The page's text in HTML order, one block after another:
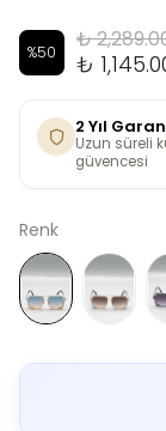
%50 ₺
₺
2 Yıl
Uzun süreli
güvencesi
Renk